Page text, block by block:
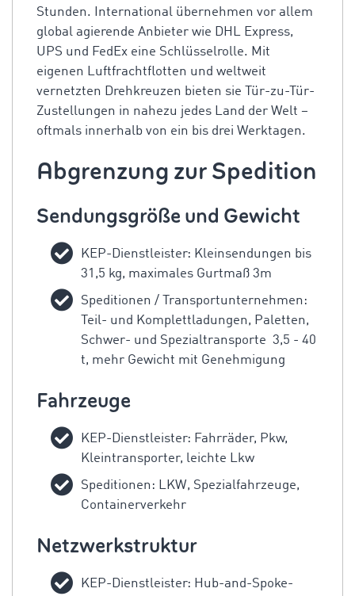
Stunden. International übernehmen vor allem
global agierende Anbieter wie DHL Express,
UPS und FedEx eine Schlüsselrolle. Mit
eigenen Luftfrachtflotten und weltweit
vernetzten Drehkreuzen bieten sie Tür-zu-Tür-
Zustellungen in nahezu jedes Land der Welt –
oftmals innerhalb von ein bis drei Werktagen.
Abgrenzung zur Spedition
Sendungsgröße und Gewicht
KEP-Dienstleister: Kleinsendungen bis
31,5 kg, maximales Gurtmaß 3m
Speditionen / Transportunternehmen:
Teil- und Komplettladungen, Paletten,
Schwer- und Spezialtransporte 3,5 - 40
t, mehr Gewicht mit Genehmigung
Fahrzeuge
KEP-Dienstleister: Fahrräder, Pkw,
Kleintransporter, leichte Lkw
Speditionen: LKW, Spezialfahrzeuge,
Containerverkehr
Netzwerkstruktur
KEP-Dienstleister: Hub-and-Spoke-